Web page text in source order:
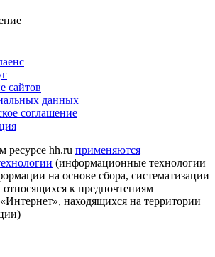
сайтов
данных
соглашение
hh.ru применяются
(информационные технологии
на основе сбора, систематизации
относящихся к предпочтениям
находящихся на территории